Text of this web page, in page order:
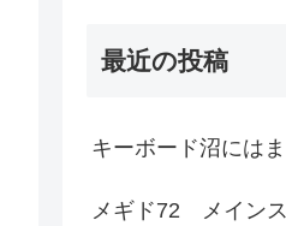
最近の投稿
キーボード沼には
メギド72 メイン